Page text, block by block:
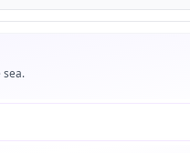
sea.